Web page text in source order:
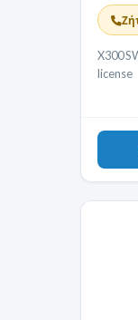
X300
license